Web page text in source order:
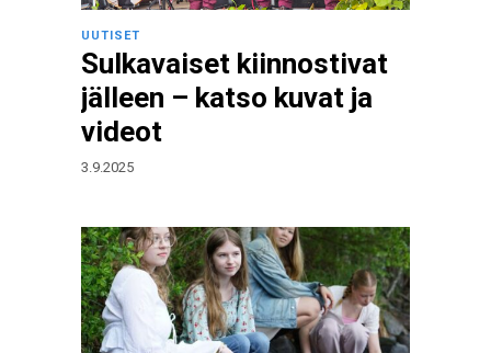
UUTISET
Sulkavaiset kiinnostivat
jälleen – katso kuvat ja
videot
3.9.2025